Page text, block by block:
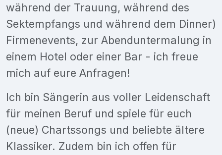
während der Trauung, während des
Sektempfangs und während dem Dinner)
Firmenevents, zur Abenduntermalung in
einem Hotel oder einer Bar - ich freue
mich auf eure Anfragen!
Ich bin Sängerin aus voller Leidenschaft
für meinen Beruf und spiele für euch
(neue) Chartssongs und beliebte ältere
Klassiker. Zudem bin ich offen für